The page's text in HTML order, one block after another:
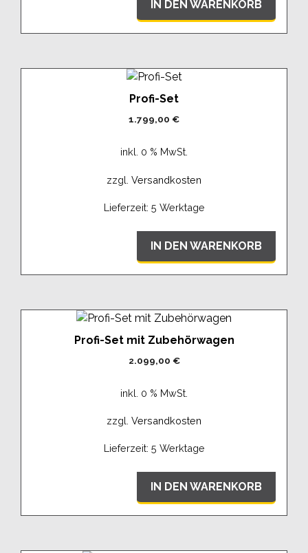
IN DEN WARENKORB
Profi-Set
1.799,00 €
inkl. 0 % MwSt.
zzgl. Versandkosten
Lieferzeit: 5 Werktage
IN DEN WARENKORB
Profi-Set mit Zubehörwagen
2.099,00 €
inkl. 0 % MwSt.
zzgl. Versandkosten
Lieferzeit: 5 Werktage
IN DEN WARENKORB